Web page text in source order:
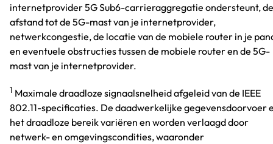
internetprovider 5G Sub6-carrieraggregatie ondersteunt, de
afstand tot de 5G-mast van je internetprovider,
netwerkcongestie, de locatie van de mobiele router in je
en eventuele obstructies tussen de mobiele router en de 5G-
mast van je internetprovider.
1 Maximale draadloze signaalsnelheid afgeleid van de IEEE
802.11-specificaties. De daadwerkelijke gegevensdoorvoer
het draadloze bereik variëren en worden verlaagd door
netwerk- en omgevingscondities, waaronder